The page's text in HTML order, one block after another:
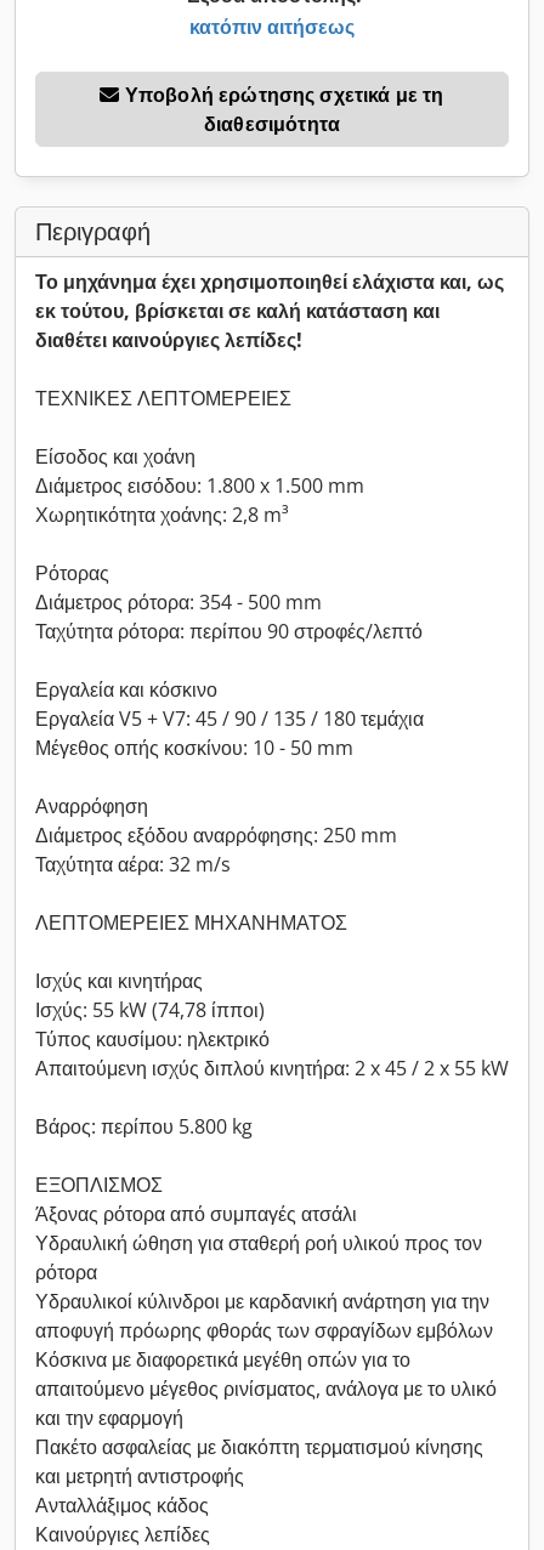
κατόπιν αιτήσεως
διαθεσιμότητα
Περιγραφή
Το μηχάνημα έχει χρησιμοποιηθεί ελάχιστα και, ως
εκ τούτου, βρίσκεται σε καλή κατάσταση και
διαθέτει καινούργιες λεπίδες!
ΤΕΧΝΙΚΕΣ ΛΕΠΤΟΜΕΡΕΙΕΣ
Είσοδος και χοάνη
Διάμετρος εισόδου: 1.800 x 1.500 mm
Χωρητικότητα χοάνης: 2,8 m³
Ρότορας
Διάμετρος ρότορα: 354 - 500 mm
Ταχύτητα ρότορα: περίπου 90 στροφές/λεπτό
Εργαλεία και κόσκινο
Εργαλεία V5 + V7: 45 / 90 / 135 / 180 τεμάχια
Μέγεθος οπής κοσκίνου: 10 - 50 mm
Αναρρόφηση
Διάμετρος εξόδου αναρρόφησης: 250 mm
Ταχύτητα αέρα: 32 m/s
ΛΕΠΤΟΜΕΡΕΙΕΣ ΜΗΧΑΝΗΜΑΤΟΣ
Ισχύς και κινητήρας
Ισχύς: 55 kW (74,78 ίπποι)
Τύπος καυσίμου: ηλεκτρικό
Απαιτούμενη ισχύς διπλού κινητήρα: 2 x 45 / 2 x 55 kW
Βάρος: περίπου 5.800 kg
ΕΞΟΠΛΙΣΜΟΣ
Άξονας ρότορα από συμπαγές ατσάλι
Υδραυλική ώθηση για σταθερή ροή υλικού προς τον
ρότορα
Υδραυλικοί κύλινδροι με καρδανική ανάρτηση για την
αποφυγή πρόωρης φθοράς των σφραγίδων εμβόλων
Κόσκινα με διαφορετικά μεγέθη οπών για το
απαιτούμενο μέγεθος ρινίσματος, ανάλογα με το υλικό
και την εφαρμογή
Πακέτο ασφαλείας με διακόπτη τερματισμού κίνησης
και μετρητή αντιστροφής
Ανταλλάξιμος κάδος
Καινούργιες λεπίδες